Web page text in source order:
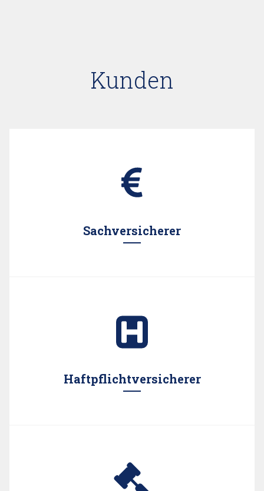
Kunden
Sachversicherer
Haftpflichtversicherer